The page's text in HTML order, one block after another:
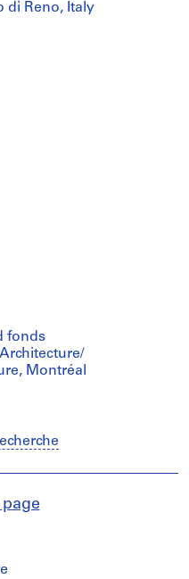
di Reno, Italy
fonds
Montréal